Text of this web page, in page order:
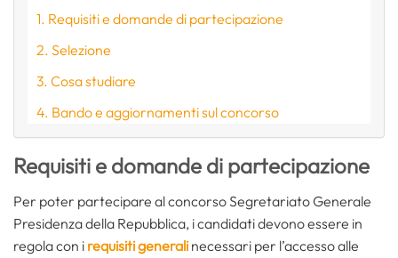
Requisiti e domande di partecipazione
Selezione
Cosa studiare
Bando e aggiornamenti sul concorso
Requisiti e domande di partecipazione
Per poter partecipare al concorso Segretariato Generale
Presidenza della Repubblica, i candidati devono essere in
regola con i requisiti generali necessari per l’accesso alle